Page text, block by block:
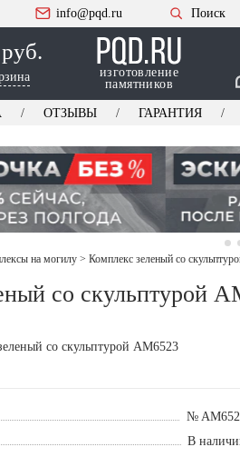
info@pqd.ru Поиск
изготовление
памятников
ОТЗЫВЫ ГАРАНТИЯ
на могилу > Комплекс зеленый со
со скульптурой
№
В